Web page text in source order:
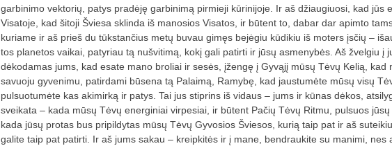
garbinimo vektorių, patys pradėję garbinimą pirmieji kūrinijoje. Ir aš džiaugiuosi, kad jūs
Visatoje, kad šitoji Šviesa sklinda iš manosios Visatos, ir būtent to, dabar dar apimto
kuriame ir aš prieš du tūkstančius metų buvau gimęs bejėgiu kūdikiu iš moters įsčių –
tos planetos vaikai, patyriau tą nušvitimą, kokį gali patirti ir jūsų asmenybės. Aš žvelgiu į
dėkodamas jums, kad esate mano broliai ir sesės, įžengę į Gyvąjį mūsų Tėvų Kelią, kad
savuoju gyvenimu, patirdami būsena tą Palaimą, Ramybę, kad jaustumėte mūsų visų
pulsuotumėte kas akimirką ir patys. Tai jus stiprins iš vidaus – jums ir kūnas dėkos,
sveikata – kada mūsų Tėvų energiniai virpesiai, ir būtent Pačių Tėvų Ritmu, pulsuos
kada jūsų protas bus pripildytas mūsų Tėvų Gyvosios Šviesos, kurią taip pat ir aš
galite taip pat patirti. Ir aš jums sakau – kreipkitės ir į mane, bendraukite su manimi, nes